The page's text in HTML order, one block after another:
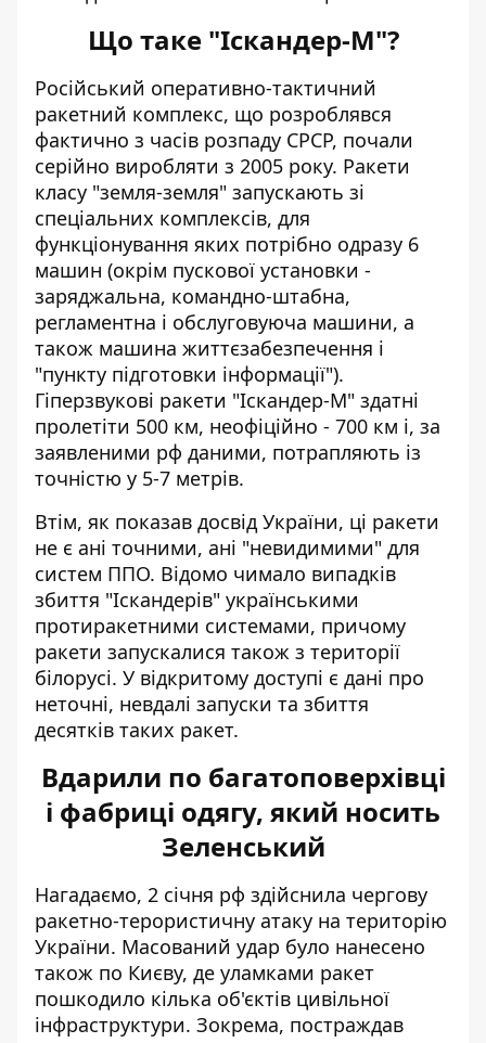
Що таке "Іскандер-М"?
Російський оперативно-тактичний
ракетний комплекс, що розроблявся
фактично з часів розпаду СРСР, почали
серійно виробляти з 2005 року. Ракети
класу "земля-земля" запускають зі
спеціальних комплексів, для
функціонування яких потрібно одразу 6
машин (окрім пускової установки -
заряджальна, командно-штабна,
регламентна і обслуговуюча машини, а
також машина життєзабезпечення і
"пункту підготовки інформації").
Гіперзвукові ракети "Іскандер-М" здатні
пролетіти 500 км, неофіційно - 700 км і, за
заявленими рф даними, потрапляють із
точністю у 5-7 метрів.
Втім, як показав досвід України, ці ракети
не є ані точними, ані "невидимими" для
систем ППО. Відомо чимало випадків
збиття "Іскандерів" українськими
протиракетними системами, причому
ракети запускалися також з території
білорусі. У відкритому доступі є дані про
неточні, невдалі запуски та збиття
десятків таких ракет.
Вдарили по багатоповерхівці
і фабриці одягу, який носить
Зеленський
Нагадаємо, 2 січня рф здійснила чергову
ракетно-терористичну атаку на територію
України. Масований удар було нанесено
також по Києву, де уламками ракет
пошкодило кілька об'єктів цивільної
інфраструктури. Зокрема, постраждав